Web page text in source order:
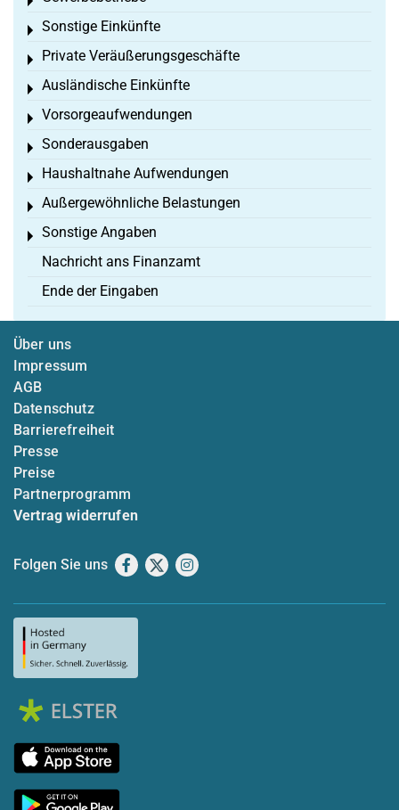
Sonstige Einkünfte
Toggle menu
Private Veräußerungsgeschäfte
Toggle menu
Ausländische Einkünfte
Toggle menu
Vorsorgeaufwendungen
Toggle menu
Sonderausgaben
Toggle menu
Haushaltnahe Aufwendungen
Toggle menu
Außergewöhnliche Belastungen
Toggle menu
Sonstige Angaben
Toggle menu
Nachricht ans Finanzamt
Ende der Eingaben
Über uns
Impressum
AGB
Datenschutz
Barrierefreiheit
Presse
Preise
Partnerprogramm
Vertrag widerrufen
Folgen Sie uns Facebook
X Instagram